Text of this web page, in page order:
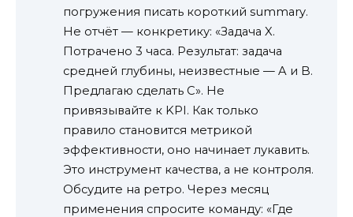
погружения писать короткий summary.
Не отчёт — конкретику: «Задача X.
Потрачено 3 часа. Результат: задача
средней глубины, неизвестные — A и B.
Предлагаю сделать C». Не
привязывайте к KPI. Как только
правило становится метрикой
эффективности, оно начинает лукавить.
Это инструмент качества, а не контроля.
Обсудите на ретро. Через месяц
применения спросите команду: «Где